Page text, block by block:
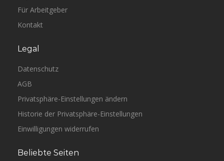
Für Arbeitgeber
Kontakt
Legal
Datenschutz
AGB
Privatsphäre-Einstellungen ändern
Historie der Privatsphäre-Einstellungen
Einwilligungen widerrufen
Beliebte Seiten